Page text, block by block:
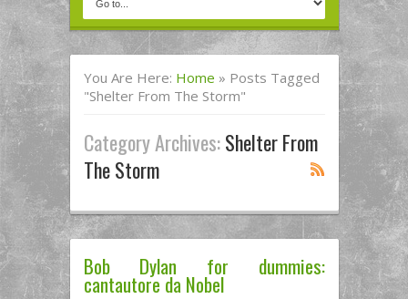
You Are Here: Home » Posts Tagged
"shelter From The Storm"
Category Archives:Shelter From
The Storm
Bob Dylan for dummies:
cantautore da Nobel